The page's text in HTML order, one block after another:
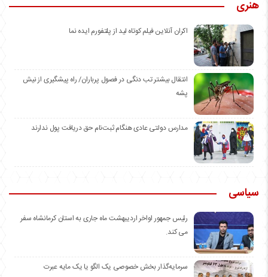
هنری
اکران آنلاین فیلم کوتاه لید از پلتفورم ایده نما
انتقال بیشتر تب دنگی در فصول پرباران/ راه پیشگیری از نیش
پشه
مدارس دولتی عادی هنگام ثبت‌نام حق دریافت پول ندارند
سیاسی
رئیس جمهور اواخر اردیبهشت ماه جاری به استان کرمانشاه سفر
می کند.
سرمایه‌گذار بخش خصوصی یک الگو یا یک مایه عبرت